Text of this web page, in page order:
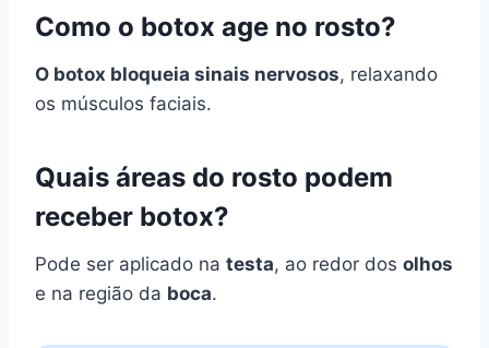
Como o botox age no rosto?
O botox bloqueia sinais nervosos, relaxando
os músculos faciais.
Quais áreas do rosto podem
receber botox?
Pode ser aplicado na testa, ao redor dos olhos
e na região da boca.